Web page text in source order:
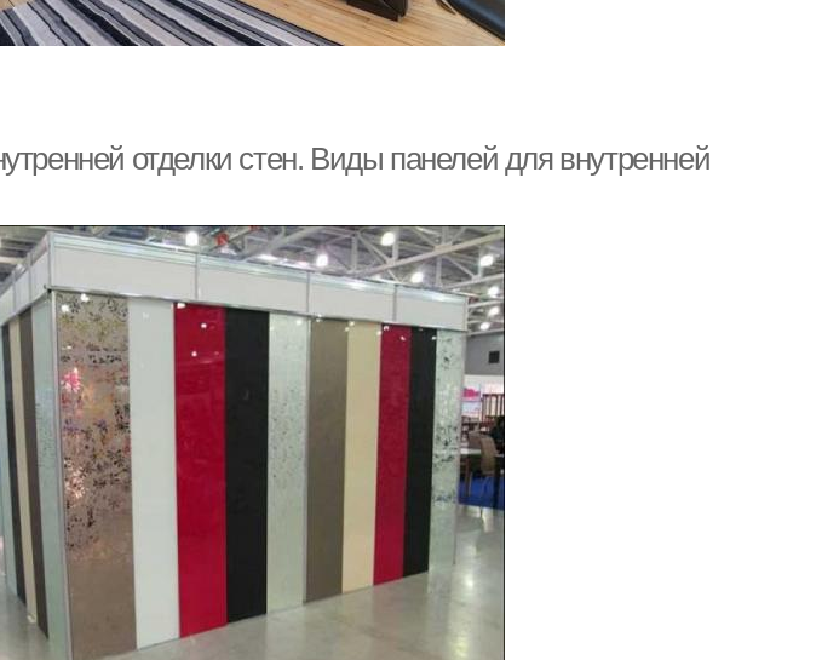
отделки стен. Виды панелей для внутренней